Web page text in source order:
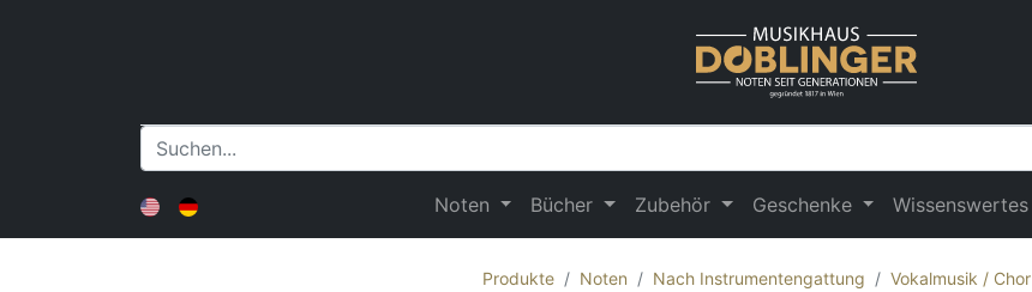
Noten Bücher Zubehör Geschenke Wissenswertes
Produkte Noten Nach Instrumentengattung Vokalmusik / Chor